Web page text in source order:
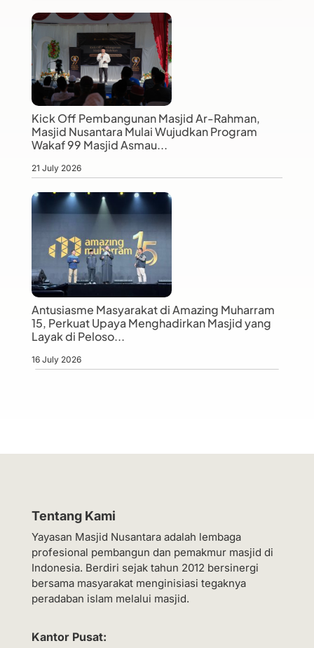
Kick Off Pembangunan Masjid Ar-Rahman,
Masjid Nusantara Mulai Wujudkan Program
Wakaf 99 Masjid Asmau...
21 July 2026
Antusiasme Masyarakat di Amazing Muharram
15, Perkuat Upaya Menghadirkan Masjid yang
Layak di Peloso...
16 July 2026
Tentang Kami
Yayasan Masjid Nusantara adalah lembaga
profesional pembangun dan pemakmur masjid di
Indonesia. Berdiri sejak tahun 2012 bersinergi
bersama masyarakat menginisiasi tegaknya
peradaban islam melalui masjid.
Kantor Pusat: